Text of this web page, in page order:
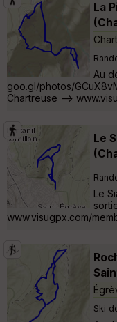
La
Au
goo.gl/photos/
Chartreuse -->
Le
Le
www.visugpx.com/
Ski